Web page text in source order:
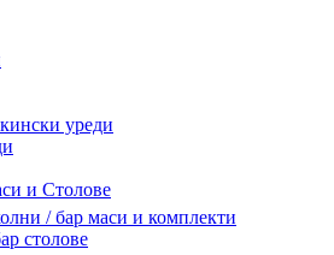
уреди
и Столове
/ бар маси и комплекти
столове